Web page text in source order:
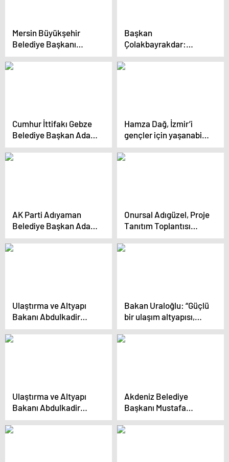
Mersin Büyükşehir
Belediye Başkanı
Vahap Seçer, Mersin’in
turizm potansiyelini
Başkan
Çolakbayrakdar:
“Şehrin kalbinde
yepyeni bir şehir inşa
Cumhur İttifakı Gebze
Belediye Başkan Adayı
Zinnur Büyükgöz,
Seçim Beyannamesini
Hamza Dağ, İzmir’i
gençler için yaşanabilir
bir şehir haline
getirecek projelerini
AK Parti Adıyaman
Belediye Başkan Adayı
Ziya Polat, 104
Projesini Anlattı
Onursal Adıgüzel, Proje
Tanıtım Toplantısı
Düzenledi…
“Yapacağımız Projeler
Ulaştırma ve Altyapı
Bakanı Abdulkadir
Uraloğlu: Güçlü bir
ulaşım altyapısı,
Bakan Uraloğlu: “Güçlü
bir ulaşım altyapısı,
ekonomik büyümenin
birincil şartıdır”
Ulaştırma ve Altyapı
Bakanı Abdulkadir
Uraloğlu, TÜRKSAT 6A
uydusunun haziran
Akdeniz Belediye
Başkanı Mustafa
Gültak, Sporcularla Bir
Araya Geldi